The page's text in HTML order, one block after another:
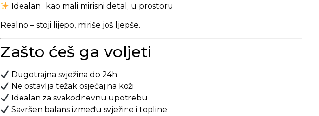
Idealan i kao mali mirisni detalj u prostoru
Realno – stoji lijepo, miriše još ljepše.
Zašto ćeš ga voljeti
Dugotrajna svježina do 24h
Ne ostavlja težak osjećaj na koži
Idealan za svakodnevnu upotrebu
Savršen balans između svježine i topline